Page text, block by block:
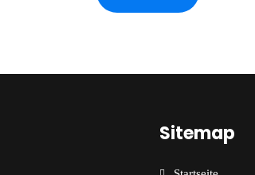
Sitemap